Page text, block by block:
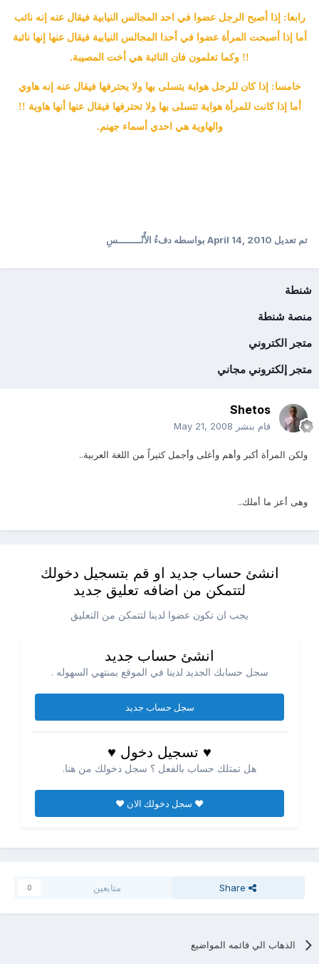
رابعا: إذا أصبح الرجل عضوا في احد المجالس النيابية فيقال عنه إنه نائب
أما إذا أصبحت المرأة عضوا في أحدا المجالس النيابية فيقال عنها إنها نائبة
!! وكما تعلمون فان النائبة هي أخت المصيبة.
خامسا: إذا كان للرجل هواية يتسلى بها ولا يحترفها فيقال عنه إنه هاوي
أما إذا كانت للمرأة هواية تتسلى بها ولا تحترفها فيقال عنها أنها هاوية !!
والهاوية هي احدي أسماء جهنم.
تم تعديلApril 14, 2010بواسطه دفءُ الأٌنْــــــــسِ
شنطة
منصة شنطة
متجر الكتروني
متجر إلكتروني مجاني
Shetos
قام بنشر May 21, 2008
ولكن المرأة أكبر وأهم وأغلى وأجمل كثيراً من اللغة العربية..
وهى أعز ما أملك..
انشئ حساب جديد او قم بتسجيل دخولك
لتتمكن من اضافه تعليق جديد
يجب ان تكون عضوا لدينا لتتمكن من التعليق
انشئ حساب جديد
سجل حسابك الجديد لدينا في الموقع بمنتهي السهوله .
سجل حساب جديد
♥ تسجيل دخول ♥
هل تمتلك حساب بالفعل ؟ سجل دخولك من هنا.
♥ سجل دخولك الان ♥
Share متابعين 0
الذهاب الي قائمه المواضيع